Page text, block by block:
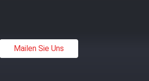
Mailen Sie Uns